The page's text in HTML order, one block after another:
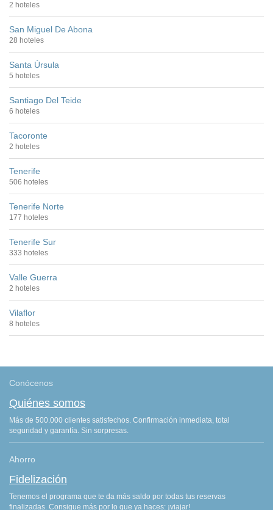
2 hoteles
San Miguel De Abona
28 hoteles
Santa Úrsula
5 hoteles
Santiago Del Teide
6 hoteles
Tacoronte
2 hoteles
Tenerife
506 hoteles
Tenerife Norte
177 hoteles
Tenerife Sur
333 hoteles
Valle Guerra
2 hoteles
Vilaflor
8 hoteles
Conócenos
Quiénes somos
Más de 500.000 clientes satisfechos. Confirmación inmediata, total
seguridad y garantía. Sin sorpresas.
Ahorro
Fidelización
Tenemos el programa que te da más saldo por todas tus reservas
finalizadas. Consigue más por lo que ya haces: ¡viajar!